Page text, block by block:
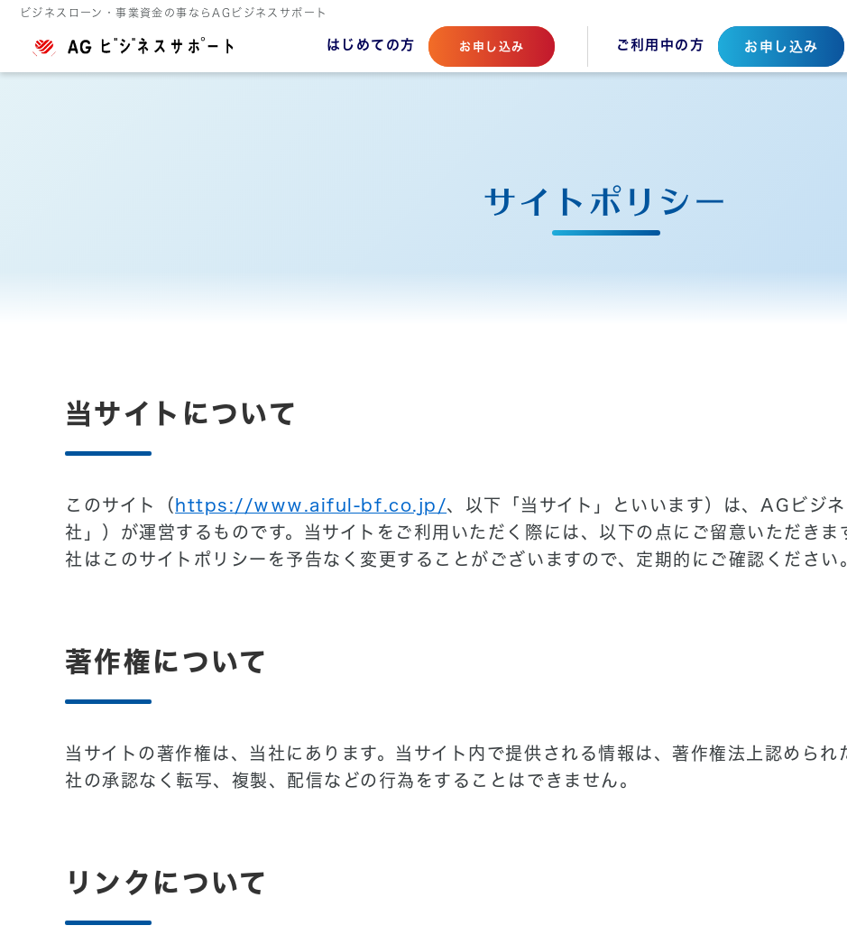
ビジネスローン・事業資金の事ならAGビジネスサポート
はじめての方 お申し込み ご利用中の方 お申し込み
サイトポリシー
当サイトについて
このサイト（ https://www.aiful-bf.co.jp/、以下「当サイト」といいます）は、AGビジ
社」）が運営するものです。当サイトをご利用いただく際には、以下の点にご留意いただきま
社はこのサイトポリシーを予告なく変更することがございますので、定期的にご確認ください
著作権について
当サイトの著作権は、当社にあります。当サイト内で提供される情報は、著作権法上認めら
社の承認なく転写、複製、配信などの行為をすることはできません。
リンクについて